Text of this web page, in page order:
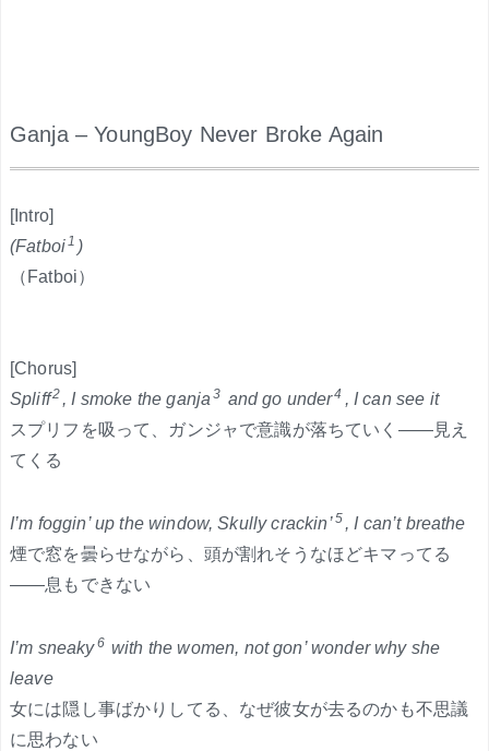
Ganja – YoungBoy Never Broke Again
[Intro]
(Fatboi1 )
（Fatboi）
[Chorus]
Spliff2 , I smoke the ganja 3 and go under4 , I can see it
スプリフを吸って、ガンジャで意識が落ちていく――見え
てくる
I’m foggin’ up the window, Skully crackin’5 , I can’t breathe
煙で窓を曇らせながら、頭が割れそうなほどキマってる
――息もできない
I’m sneaky6 with the women, not gon’ wonder why she
leave
女には隠し事ばかりしてる、なぜ彼女が去るのかも不思議
に思わない